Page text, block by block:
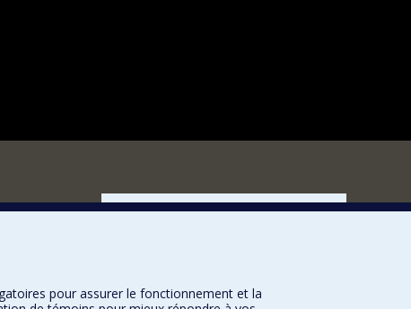
FACULTÉ DES ARTS ET DES SCIENCES
Nos programmes et cours
pour assurer le fonctionnement et la